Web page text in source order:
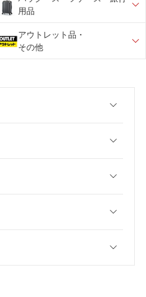
用品
アウトレット品・
その他